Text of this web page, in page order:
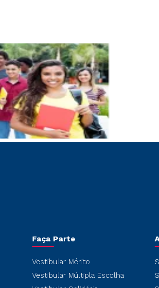
Faça Parte
Vestibular Mérito
Vestibular Múltipla Escolha